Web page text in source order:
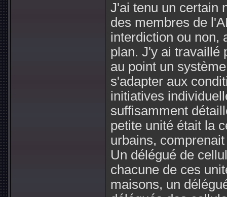
J'ai tenu un certain
des membres de
interdiction ou non,
plan. J'y ai travaillé
au point un
s'adapter aux
initiatives
suffisamment
petite unité était la
urbains,
Un délégué de
chacune de ces
maisons, un